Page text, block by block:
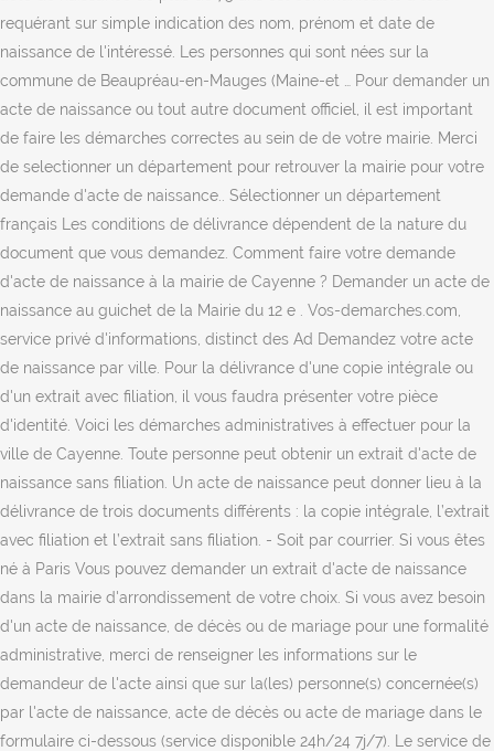
requérant sur simple indication des nom, prénom et date de
naissance de l'intéressé. Les personnes qui sont nées sur la
commune de Beaupréau-en-Mauges (Maine-et … Pour demander un
acte de naissance ou tout autre document officiel, il est important
de faire les démarches correctes au sein de de votre mairie. Merci
de selectionner un département pour retrouver la mairie pour votre
demande d'acte de naissance.. Sélectionner un département
français Les conditions de délivrance dépendent de la nature du
document que vous demandez. Comment faire votre demande
d'acte de naissance à la mairie de Cayenne ? Demander un acte de
naissance au guichet de la Mairie du 12 e . Vos-demarches.com,
service privé d'informations, distinct des Ad Demandez votre acte
de naissance par ville. Pour la délivrance d'une copie intégrale ou
d'un extrait avec filiation, il vous faudra présenter votre pièce
d'identité. Voici les démarches administratives à effectuer pour la
ville de Cayenne. Toute personne peut obtenir un extrait d'acte de
naissance sans filiation. Un acte de naissance peut donner lieu à la
délivrance de trois documents différents : la copie intégrale, l’extrait
avec filiation et l’extrait sans filiation. - Soit par courrier. Si vous êtes
né à Paris Vous pouvez demander un extrait d'acte de naissance
dans la mairie d'arrondissement de votre choix. Si vous avez besoin
d'un acte de naissance, de décès ou de mariage pour une formalité
administrative, merci de renseigner les informations sur le
demandeur de l'acte ainsi que sur la(les) personne(s) concernée(s)
par l'acte de naissance, acte de décès ou acte de mariage dans le
formulaire ci-dessous (service disponible 24h/24 7j/7). Le service de